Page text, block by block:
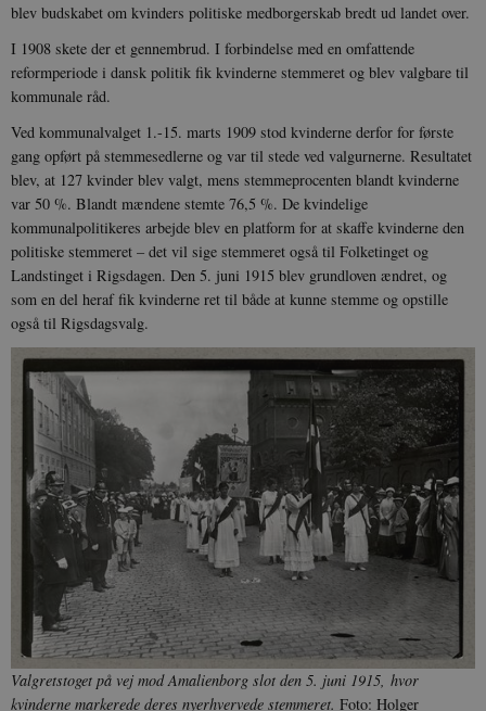
blev budskabet om kvinders politiske medborgerskab bredt ud landet over.
I 1908 skete der et gennembrud. I forbindelse med en omfattende
reformperiode i dansk politik fik kvinderne stemmeret og blev valgbare til
kommunale råd.
Ved kommunalvalget 1.-15. marts 1909 stod kvinderne derfor for første
gang opført på stemmesedlerne og var til stede ved valgurnerne. Resultatet
blev, at 127 kvinder blev valgt, mens stemmeprocenten blandt kvinderne
var 50 %. Blandt mændene stemte 76,5 %. De kvindelige
kommunalpolitikeres arbejde blev en platform for at skaffe kvinderne den
politiske stemmeret – det vil sige stemmeret også til Folketinget og
Landstinget i Rigsdagen. Den 5. juni 1915 blev grundloven ændret, og
som en del heraf fik kvinderne ret til både at kunne stemme og opstille
også til Rigsdagsvalg.
Valgretstoget på vej mod Amalienborg slot den 5. juni 1915, hvor
kvinderne markerede deres nyerhvervede stemmeret. Foto: Holger